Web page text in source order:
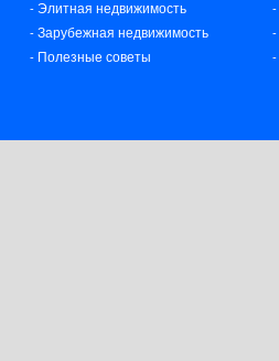
- Элитная недвижимость
- Зарубежная недвижимость
- Полезные советы
-
-
-